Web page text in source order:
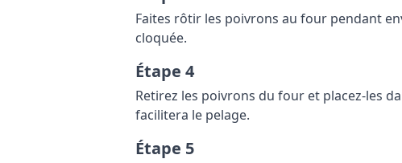
Faites rôtir les poivrons au four pendant
cloquée.
Étape 4
Retirez les poivrons du four et placez-les
facilitera le pelage.
Étape 5